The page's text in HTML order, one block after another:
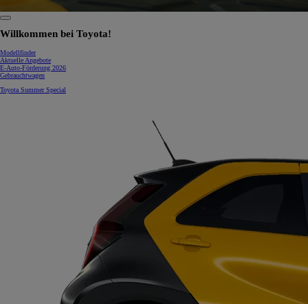
Willkommen bei Toyota!
Modellfinder
Aktuelle Angebote
E-Auto-Förderung 2026
Gebrauchtwagen
Toyota Summer Special